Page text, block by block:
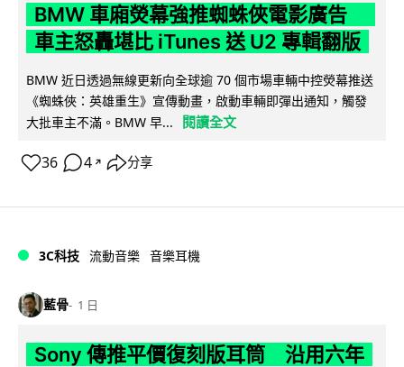
BMW 車廂熒幕強推蜘蛛俠電影廣告
車主怒轟堪比 iTunes 送 U2 專輯翻版
BMW 近日透過無線更新向全球逾 70 個市場車輛中控熒幕推送
《蜘蛛俠：英雄重生》宣傳動畫，啟動車輛即彈出通知，觸發
大批車主不滿。BMW 早...
閱讀全文
36 4 ↗ 分享
3C科技 流動音樂 音樂耳機
藍骨 1 日
Sony 傳推平價復刻版耳筒 沿用六年